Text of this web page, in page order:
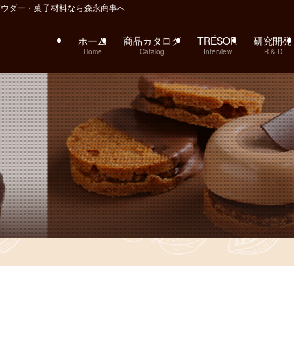
ダー・菓子材料なら森永商事へ
ホーム
Home
商品カタログ
Catalog
TRÉSOR
Interview
研究開発
R & D